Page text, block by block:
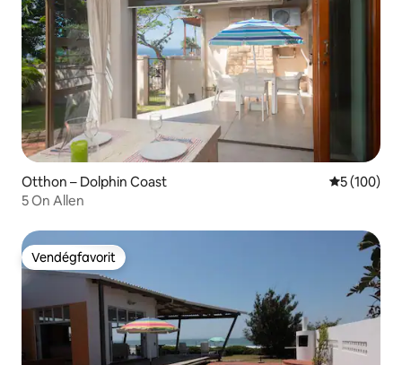
Otthon – Dolphin Coast Átlagos
5 (100)
5 On Allen
Vendégfavorit
Vendégfavorit